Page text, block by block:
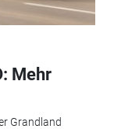
Mehr
Grandland